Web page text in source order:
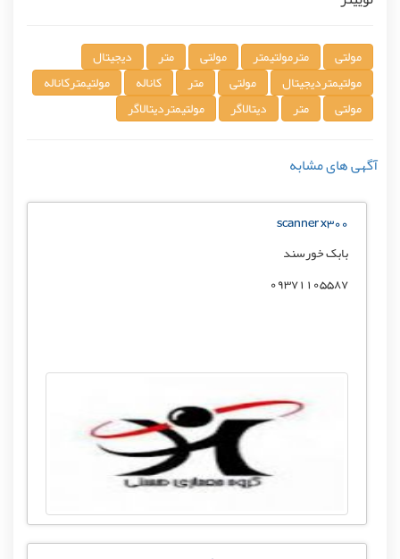
مولتی مترمولتیمتر مولتی متر
دیجیتال
مولتیمتردیجیتال
مولتی متر کاناله
مولتیمترکاناله
مولتی
متر دیتالاگر مولتیمتردیتالاگر
آگهی های مشابه
scanner x300
بابک خورسند
09371105587